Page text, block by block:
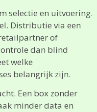
selectie en uitvoering.
Distributie via een
of
dan blind
welke
belangrijk zijn.
Een box zonder
minder data en